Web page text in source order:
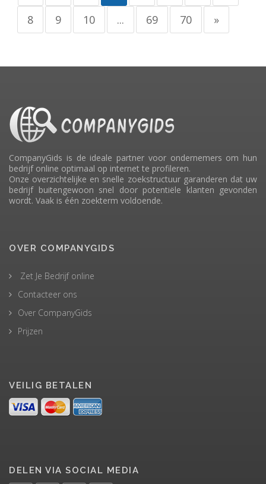
8
9 10 ... 69 70 »
CompanyGids is de ideale partner voor ondernemers om hun
bedrijf online optimaal op internet te profileren.
Onze overzichtelijke en snelle zoekstructuur garanderen dat uw
bedrijf buitengewoon snel door potentiële klanten gevonden
wordt. Vaak is één zoekterm voldoende.
OVER COMPANYGIDS
Zet Je Bedrijf online
Contacteer ons
Over CompanyGids
Prijzen
VEILIG BETALEN
DELEN VIA SOCIAL MEDIA